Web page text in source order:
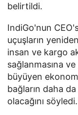
belirtildi.
IndiGo'nun
uçuşların
insan ve kargo
sağlanmasına ve
büyüyen
bağların daha
olacağını söyledi.